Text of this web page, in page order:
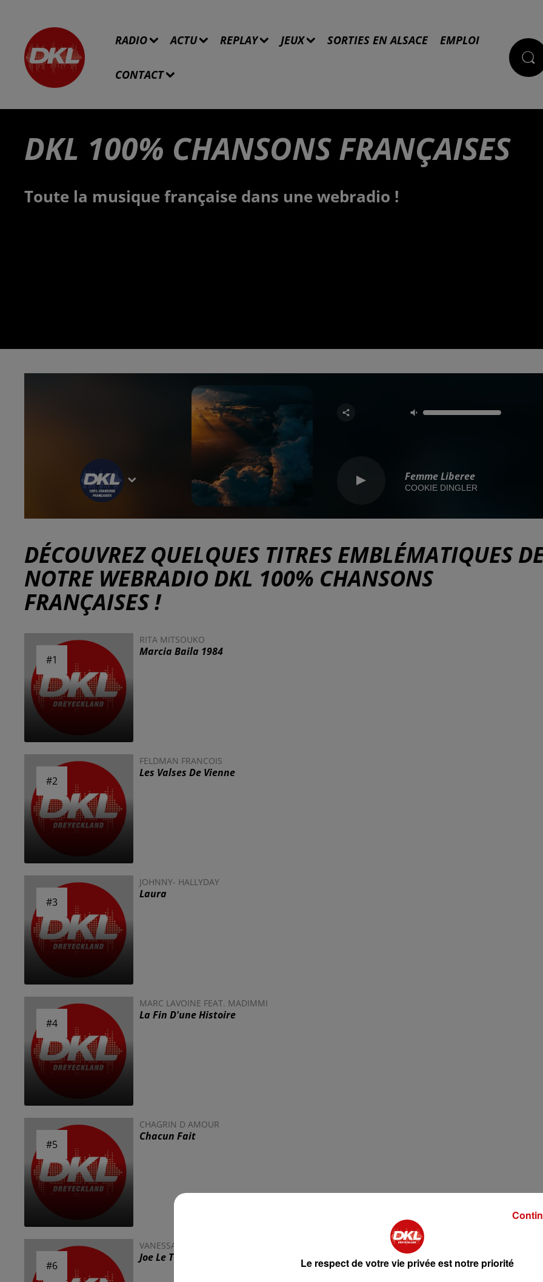
RADIO ACTU REPLAY JEUX SORTIES EN ALSACE EMPLOI
CONTACT
DKL 100% CHANSONS FRANÇAISES
Toute la musique française dans une webradio !
Femme Liberee
COOKIE DINGLER
DÉCOUVREZ QUELQUES TITRES EMBLÉMATIQUES
NOTRE WEBRADIO DKL 100% CHANSONS
FRANÇAISES !
#1
#1
RITA MITSOUKO
Marcia Baila 1984
#2
#2
FELDMAN FRANCOIS
Les Valses De Vienne
#3
#3
JOHNNY- HALLYDAY
Laura
#4
#4
MARC LAVOINE FEAT. MADIMMI
La Fin D'une Histoire
#5
#5
CHAGRIN D AMOUR
Chacun Fait
#6
#6
VANESSA PARADI
Joe Le Taxi Le respect de votre vie privée est notre priorité